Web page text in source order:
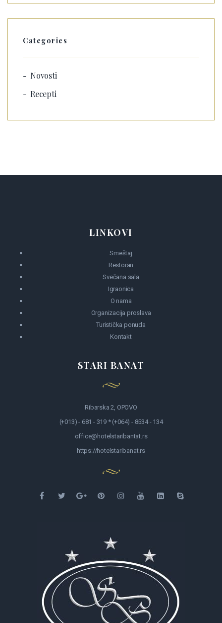
Categories
Novosti
Recepti
LINKOVI
Smeštaj
Restoran
Svečana sala
Igraonica
O nama
Organizacija proslava
Turistička ponuda
Kontakt
STARI BANAT
Ribarska 2, OPOVO
(+013) - 681 - 319 * (+064) - 8534 - 134
office@hotelstaribantat.rs
https://hotelstaribanat.rs